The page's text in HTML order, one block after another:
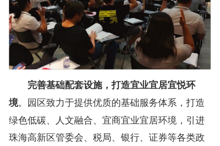
完善基础配套设施，打造宜业宜居宜悦环
境。园区致力于提供优质的基础服务体系，打造
绿色低碳、人文融合、宜商宜业宜居环境，引进
珠海高新区管委会、税局、银行、证券等各类政